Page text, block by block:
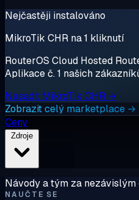
Nejčastěji instalováno
MikroTik CHR na 1 kliknutí
RouterOS Cloud Hosted
Aplikace č. 1 našich
Nasadit MikroTik CHR →
Zobrazit celý marketplace →
Ceny
Návody a tým za nezávislým
NAUČTE SE